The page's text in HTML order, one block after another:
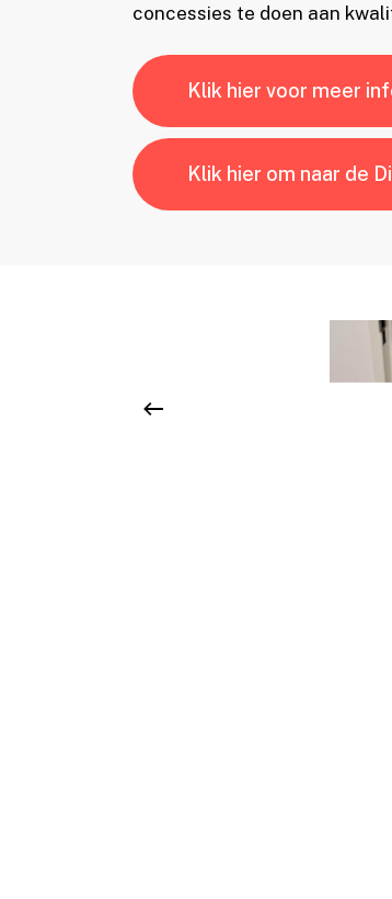
concessies te doen aan
Klik hier voor meer
Klik hier om naar de